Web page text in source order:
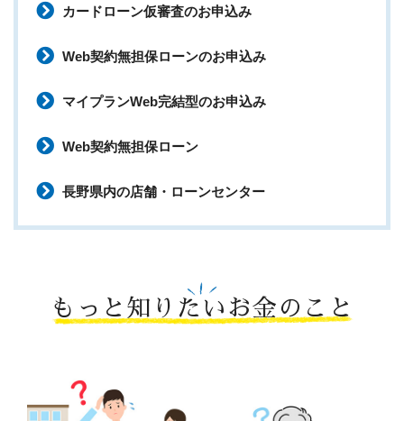
カードローン仮審査のお申込み
Web契約無担保ローンのお申込み
マイプランWeb完結型のお申込み
Web契約無担保ローン
長野県内の店舗・ローンセンター
もっと知りたいお金のこと